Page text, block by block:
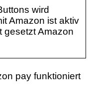
wird
Amazon ist aktiv
gesetzt Amazon
pay funktioniert